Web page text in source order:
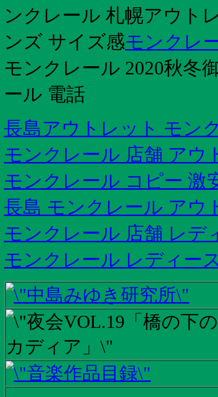
ンクレール 札幌アウト
ンズ サイズ感モンクレ
モンクレール 2020秋冬
ール 電話
長島アウトレット モン
モンクレール 店舗 アウ
モンクレール コピー 激
長島 モンクレール アウ
モンクレール 店舗 レデ
モンクレール レディー